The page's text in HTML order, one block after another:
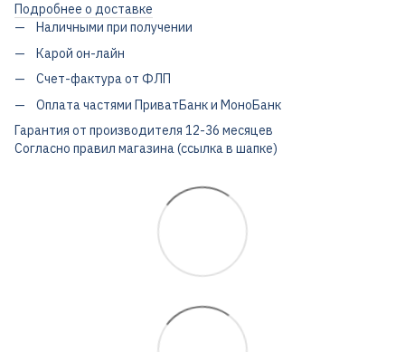
Подробнее о доставке
Наличными при получении
Карой он-лайн
Счет-фактура от ФЛП
Оплата частями ПриватБанк и МоноБанк
Гарантия от производителя 12-36 месяцев
Согласно правил магазина (ссылка в шапке)